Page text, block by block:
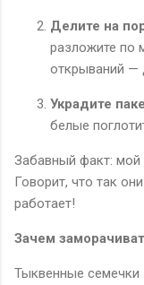
Делите на
разложите по
открываний —
Украдите
белые
Забавный факт: мой
Говорит, что так
работает!
Зачем
Тыквенные семечки